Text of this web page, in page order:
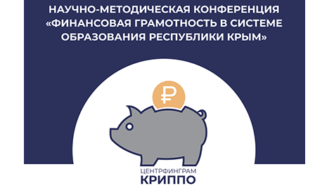
В ПОМОЩЬ УЧИТЕЛЮ
Карта ГИА РК
Советуем прочитать
Готовимся к новому учебному году 2026-2027